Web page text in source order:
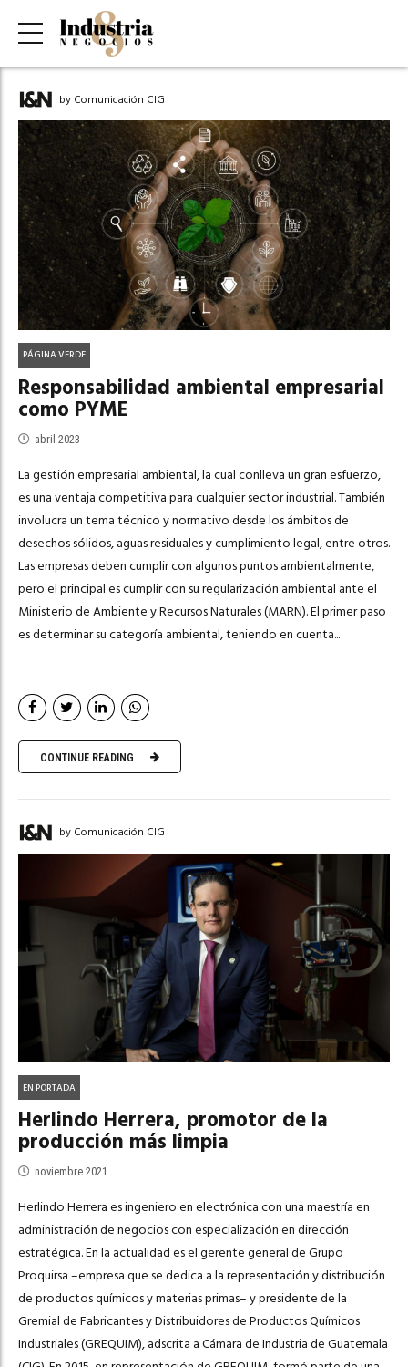
by Comunicación CIG
PÁGINA VERDE
Responsabilidad ambiental empresarial
como PYME
abril 2023
La gestión empresarial ambiental, la cual conlleva un gran esfuerzo,
es una ventaja competitiva para cualquier sector industrial. También
involucra un tema técnico y normativo desde los ámbitos de
desechos sólidos, aguas residuales y cumplimiento legal, entre otros.
Las empresas deben cumplir con algunos puntos ambientalmente,
pero el principal es cumplir con su regularización ambiental ante el
Ministerio de Ambiente y Recursos Naturales (MARN). El primer paso
es determinar su categoría ambiental, teniendo en cuenta...
CONTINUE READING
by Comunicación CIG
EN PORTADA
Herlindo Herrera, promotor de la
producción más limpia
noviembre 2021
Herlindo Herrera es ingeniero en electrónica con una maestría en
administración de negocios con especialización en dirección
estratégica. En la actualidad es el gerente general de Grupo
Proquirsa –empresa que se dedica a la representación y distribución
de productos químicos y materias primas– y presidente de la
Gremial de Fabricantes y Distribuidores de Productos Químicos
Industriales (GREQUIM), adscrita a Cámara de Industria de Guatemala